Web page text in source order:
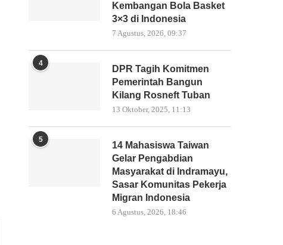
Kembangan Bola Basket
3×3 di Indonesia
7 Agustus, 2026, 09:37
4
DPR Tagih Komitmen
Pemerintah Bangun
Kilang Rosneft Tuban
13 Oktober, 2025, 11:13
5
14 Mahasiswa Taiwan
Gelar Pengabdian
Masyarakat di Indramayu,
Sasar Komunitas Pekerja
Migran Indonesia
6 Agustus, 2026, 18:46